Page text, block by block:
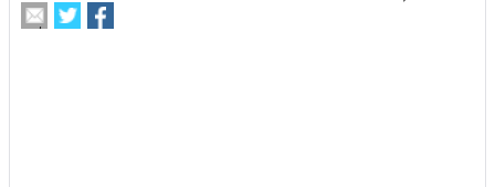
Envoyer
cet
Partager
sur
sur